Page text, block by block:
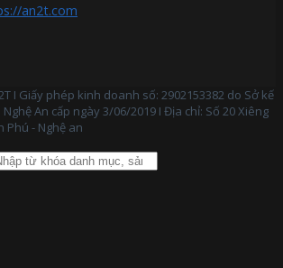
an2t.com
I Giấy phép kinh doanh số: 2902153382 do Sở kế
An cấp ngày 3/06/2019 I Địa chỉ: Số 20 Xiêng
Phú - Nghệ an